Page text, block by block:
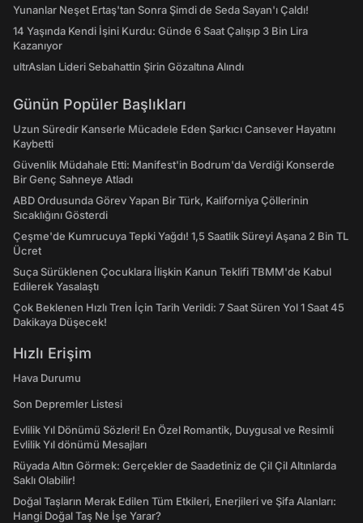
Yunanlar Neşet Ertaş'tan Sonra Şimdi de Seda Sayan'ı Çaldı!
14 Yaşında Kendi İşini Kurdu: Günde 6 Saat Çalışıp 3 Bin Lira
Kazanıyor
ultrAslan Lideri Sebahattin Şirin Gözaltına Alındı
Günün Popüler Başlıkları
Uzun Süredir Kanserle Mücadele Eden Şarkıcı Cansever Hayatını
Kaybetti
Güvenlik Müdahale Etti: Manifest'in Bodrum'da Verdiği Konserde
Bir Genç Sahneye Atladı
ABD Ordusunda Görev Yapan Bir Türk, Kaliforniya Çöllerinin
Sıcaklığını Gösterdi
Çeşme'de Kumrucuya Tepki Yağdı! 1,5 Saatlik Süreyi Aşana 2 Bin TL
Ücret
Suça Sürüklenen Çocuklara İlişkin Kanun Teklifi TBMM'de Kabul
Edilerek Yasalaştı
Çok Beklenen Hızlı Tren İçin Tarih Verildi: 7 Saat Süren Yol 1 Saat 45
Dakikaya Düşecek!
Hızlı Erişim
Hava Durumu
Son Depremler Listesi
Evlilik Yıl Dönümü Sözleri! En Özel Romantik, Duygusal ve Resimli
Evlilik Yıl dönümü Mesajları
Rüyada Altın Görmek: Gerçekler de Saadetiniz de Çil Çil Altınlarda
Saklı Olabilir!
Doğal Taşların Merak Edilen Tüm Etkileri, Enerjileri ve Şifa Alanları:
Hangi Doğal Taş Ne İşe Yarar?